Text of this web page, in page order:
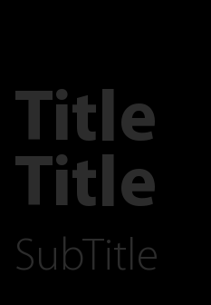
Title
Title
SubTitle